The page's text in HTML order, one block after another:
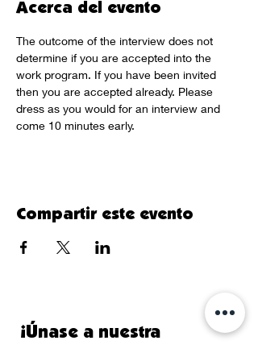
Acerca del evento
The outcome of the interview does not
determine if you are accepted into the
work program. If you have been invited
then you are accepted already. Please
dress as you would for an interview and
come 10 minutes early.
Compartir este evento
¡Únase a nuestra